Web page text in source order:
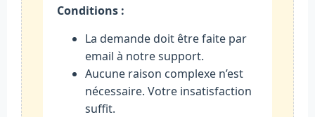
Conditions :
La demande doit être faite par
email à notre support.
Aucune raison complexe n’est
nécessaire. Votre insatisfaction
suffit.